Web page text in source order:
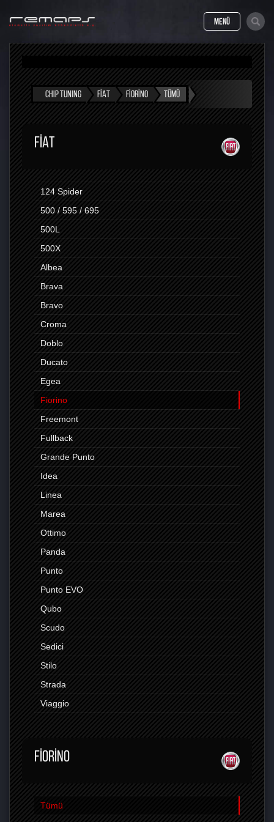
MENÜ
CHIP TUNING FIAT FIORINO TÜMÜ
FIAT
124 Spider
500 / 595 / 695
500L
500X
Albea
Brava
Bravo
Croma
Doblo
Ducato
Egea
Fiorino
Freemont
Fullback
Grande Punto
Idea
Linea
Marea
Ottimo
Panda
Punto
Punto EVO
Qubo
Scudo
Sedici
Stilo
Strada
Viaggio
FIORINO
Tümü